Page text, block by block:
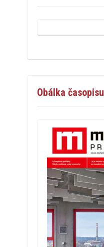
Obálka časopisu